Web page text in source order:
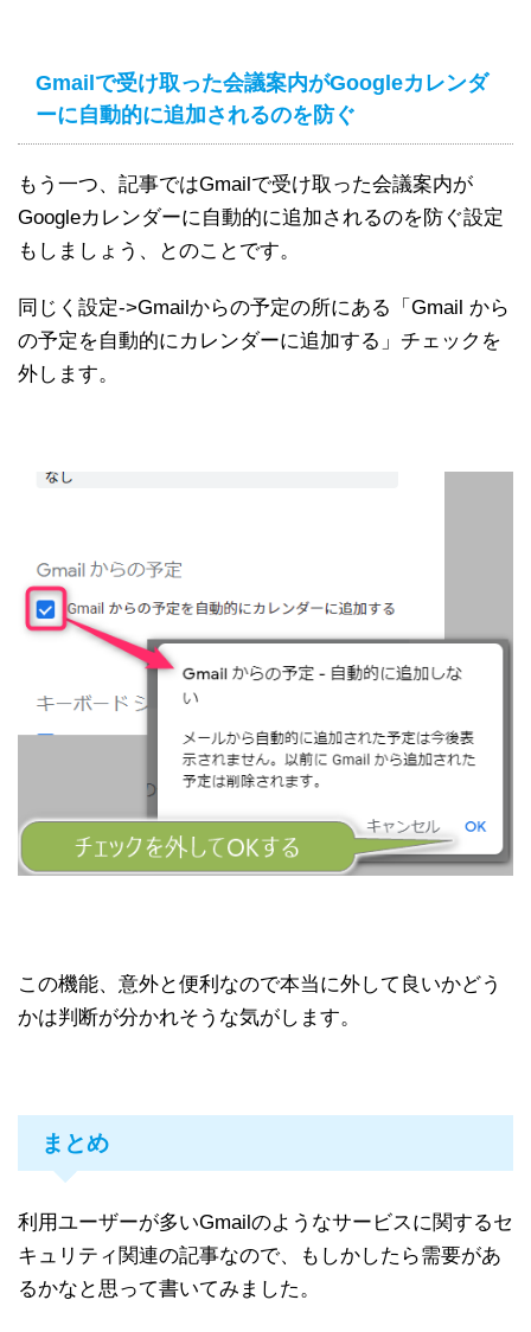
Gmailで受け取った会議案内がGoogleカレンダ
ーに自動的に追加されるのを防ぐ
もう一つ、記事ではGmailで受け取った会議案内が
Googleカレンダーに自動的に追加されるのを防ぐ設定
もしましょう、とのことです。
同じく設定->Gmailからの予定の所にある「Gmail から
の予定を自動的にカレンダーに追加する」チェックを
外します。
この機能、意外と便利なので本当に外して良いかどう
かは判断が分かれそうな気がします。
まとめ
利用ユーザーが多いGmailのようなサービスに関するセ
キュリティ関連の記事なので、もしかしたら需要があ
るかなと思って書いてみました。